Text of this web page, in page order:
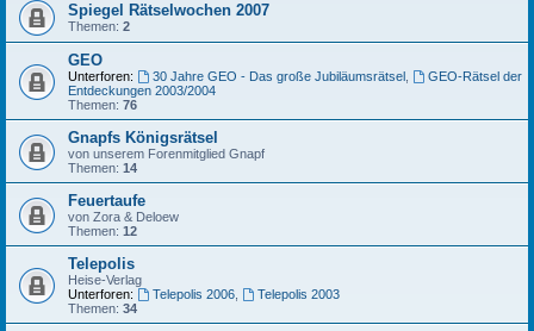
Spiegel Rätselwochen 2007
Themen: 2
GEO
Unterforen: 30 Jahre GEO - Das große Jubiläumsrätsel,
GEO-Rätsel der
Entdeckungen 2003/2004
Themen: 76
Gnapfs Königsrätsel
von unserem Forenmitglied Gnapf
Themen: 14
Feuertaufe
von Zora & Deloew
Themen: 12
Telepolis
Heise-Verlag
Unterforen:
Telepolis 2006,
Telepolis 2003
Themen: 34